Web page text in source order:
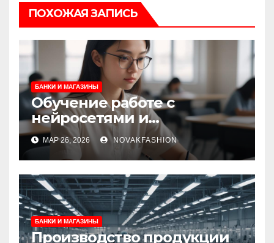
ПОХОЖАЯ ЗАПИСЬ
БАНКИ И МАГАЗИНЫ
Обучение работе с
нейросетями и
искусственным
интеллектом
МАР 26, 2026 NOVAKFASHION
БАНКИ И МАГАЗИНЫ
Производство продукции